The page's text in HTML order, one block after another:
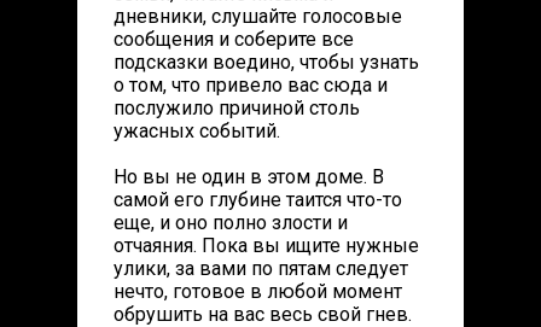
дневники, слушайте голосовые
сообщения и соберите все
подсказки воедино, чтобы узнать
о том, что привело вас сюда и
послужило причиной столь
ужасных событий.
Но вы не один в этом доме. В
самой его глубине таится что-то
еще, и оно полно злости и
отчаяния. Пока вы ищите нужные
улики, за вами по пятам следует
нечто, готовое в любой момент
обрушить на вас весь свой гнев.